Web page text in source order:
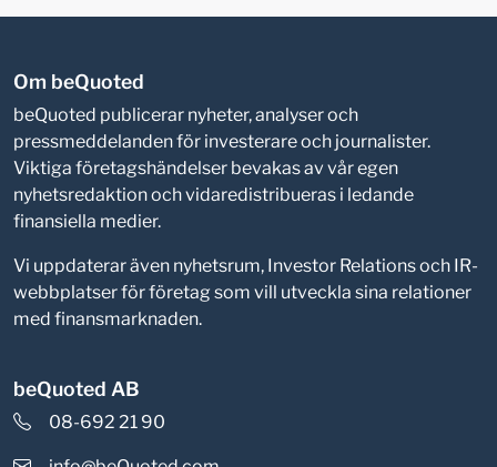
Om beQuoted
beQuoted publicerar nyheter, analyser och
pressmeddelanden för investerare och journalister.
Viktiga företagshändelser bevakas av vår egen
nyhetsredaktion och vidaredistribueras i ledande
finansiella medier.
Vi uppdaterar även nyhetsrum, Investor Relations och IR-
webbplatser för företag som vill utveckla sina relationer
med finansmarknaden.
beQuoted AB
08-692 21 90